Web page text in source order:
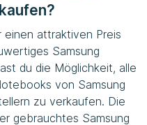
einen attraktiven Preis
Samsung
du die Möglichkeit, alle
von Samsung
zu verkaufen. Die
gebrauchtes Samsung